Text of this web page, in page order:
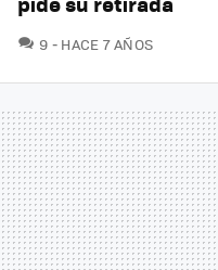
9 COMENTARIOS
HACE 7 AÑOS